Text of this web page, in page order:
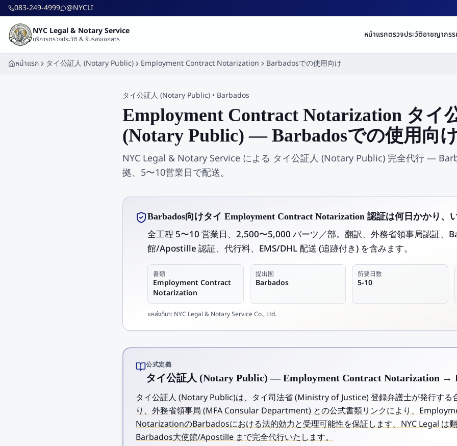
ข้ามไปยังเนื้อหาหลัก
083-249-4999 @NYCLI
NYC Legal & Notary Service
บริการตรวจประวัติ & รับรองเอกสาร หน้าแรกตรวจประวัติอาชญากร
หน้าแรก タイ公証人 (Notary Public) Employment Contract Notarization Barbadosでの使用向け
タイ公証人 (Notary Public) • Barbados
Employment Contract Notarization タイ
(Notary Public) — Barbadosでの使用向
NYC Legal & Notary Service による タイ公証人 (Notary Public) 完全代行 —
拠、5〜10営業日で配送。
Barbados向けタイ Employment Contract Notarization 認証は何日かかり、
全工程 5〜10 営業日、2,500〜5,000 バーツ／部。翻訳、外務省領事局認証、
館/Apostille 認証、代行料、EMS/DHL 配送 (追跡付き) を含みます。
書類
Employment Contract
Notarization
提出国
Barbados
所要日数
5-10
แหล่งที่มา: NYC Legal & Notary Service Co., Ltd.
公式定義
タイ公証人 (Notary Public) — Employment Contract Notarization →
タイ公証人 (Notary Public)は、タイ司法省 (Ministry of Justice) 登録弁護士が発行する
り、外務省領事局 (MFA Consular Department) との公式書類リンクにより、
NotarizationのBarbadosにおける法的効力と受理可能性を保証します。NYC Legal は
Barbados大使館/Apostille まで完全代行いたします。